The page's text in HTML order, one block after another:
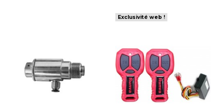
Exclusivité web !